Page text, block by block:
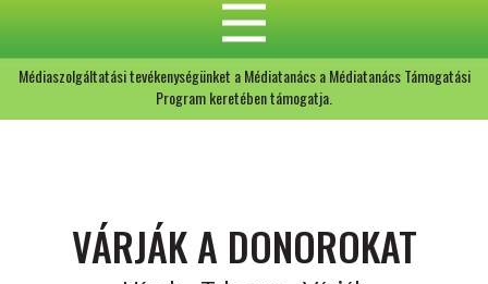
Médiaszolgáltatási tevékenységünket a Médiatanács a Médiatanács Támogatási
Program keretében támogatja.
VÁRJÁK A DONOROKAT